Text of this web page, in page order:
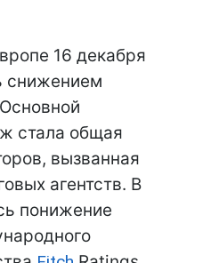
16 декабря
снижением
стала общая
вызванная
агентств. В
понижение